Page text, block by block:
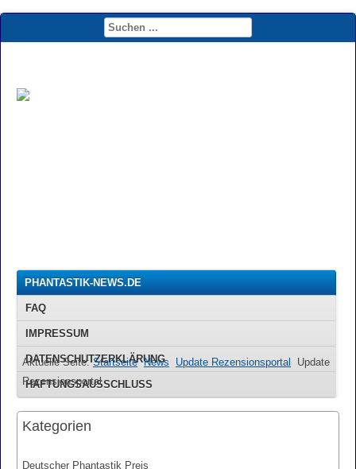
PHANTASTIK-NEWS.DE
FAQ
IMPRESSUM
DATENSCHUTZERKLÄRUNG
HAFTUNGSAUSSCHLUSS
Aktuelle Seite:Startseite News Update Rezensionsportal
Update
Rezensionsportal
Kategorien
Deutscher Phantastik Preis